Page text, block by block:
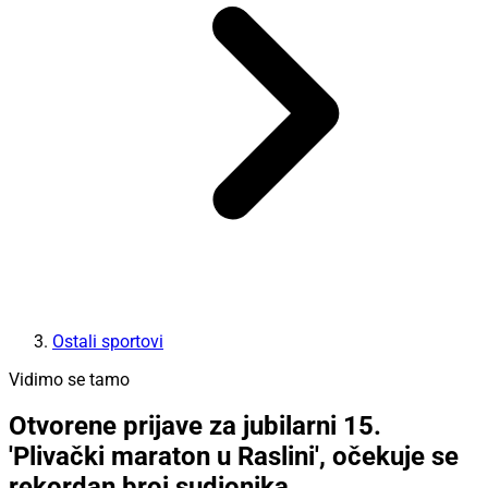
Ostali sportovi
Vidimo se tamo
Otvorene prijave za jubilarni 15.
'Plivački maraton u Raslini', očekuje se